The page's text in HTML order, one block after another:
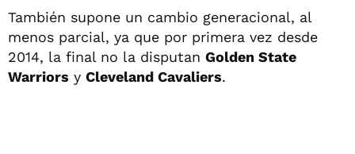
También supone un cambio generacional, al
menos parcial, ya que por primera vez desde
2014, la final no la disputan Golden State
Warriors y Cleveland Cavaliers.